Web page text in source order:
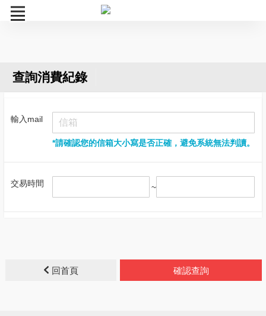
購物記錄查詢
退款申請單
票券狀態查詢
轉贈重發 / 密碼查詢
查詢消費紀錄
輸入mail
*請確認您的信箱大小寫是否正確，避免系統無法判讀。
交易時間 ~
確認查詢
回首頁